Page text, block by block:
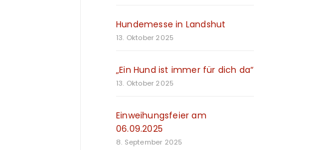
Hundemesse in Landshut
13. Oktober 2025
„Ein Hund ist immer für dich da“
13. Oktober 2025
Einweihungsfeier am
06.09.2025
8. September 2025